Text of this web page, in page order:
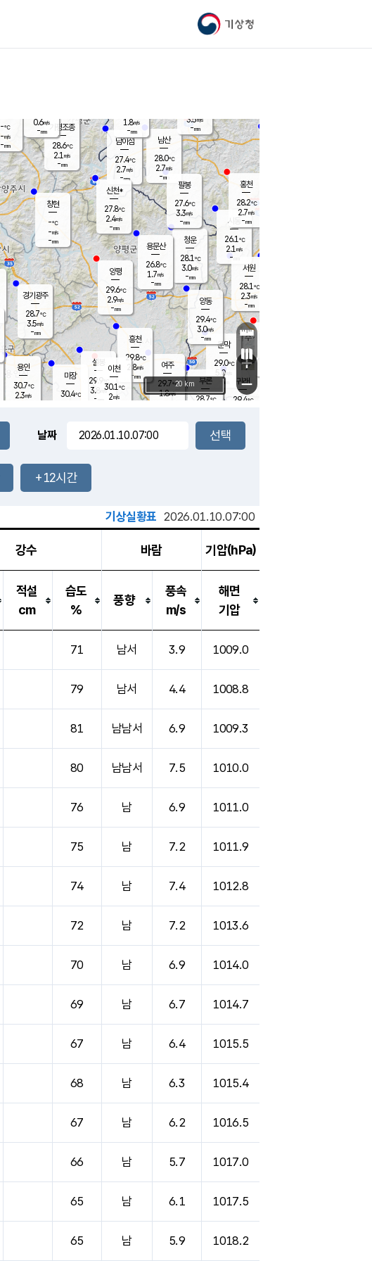
기상청
문막
29.0℃
5.0m/s
mm
남이섬
27.4℃
2.7m/s
-mm
부론
28.7℃
남산
28.0℃
2.7m/s
-mm
-mm
청운
28.1℃
3.0m/s
-mm
팔봉
27.6℃
3.3m/s
-mm
용인
30.7℃
2.3m/s
여주
29.7℃
1.8m/s
양동
29.4℃
3.0m/s
-mm
경기광주
28.7℃
3.5m/s
-mm
장호원
1.8m/s
-mm
가평조종
28.6℃
2.1 m/s
-mm
-℃
-m/s
-mm
신천*
27.8℃
2.4m/s
-mm
창현
-℃
-m/s
-mm
0.6m/s
-mm
흥천
29.8℃
2.8m/s
-mm
마장
30.4℃
설봉
29.9
3.8 m/s
- mm
시동
26.1℃
2.1 m/s
- mm
귀래
29.4℃
서원
28.1℃
2.3m/s
-mm
용문산
26.8℃
1.7m/s
-mm
홍천
28.2℃
2.7m/s
-mm
이천
30.1℃
2m/s
양평
29.6℃
2.9m/s
-mm
3.5m/s
-mm
+
−
20 km
날짜
+12시간
기상실황표 2026.01.10.07:00
강수 바람 기압(hPa)
적설
cm
습도
%
풍향
풍속
m/s
해면
기압
71 남서 3.9 1009.0
79 남서 4.4 1008.8
81 남남서 6.9 1009.3
80 남남서 7.5 1010.0
76 남 6.9 1011.0
75 남 7.2 1011.9
74 남 7.4 1012.8
72 남 7.2 1013.6
70 남 6.9 1014.0
69 남 6.7 1014.7
67 남 6.4 1015.5
68 남 6.3 1015.4
67 남 6.2 1016.5
66 남 5.7 1017.0
65 남 6.1 1017.5
65 남 5.9 1018.2